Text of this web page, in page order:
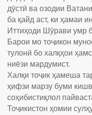
дӯстӣ ва озодии
ба қайд аст, ки ҳамаи
Иттиҳоди Шӯрави умр
Барои мо тоҷикон
тулонӣ бо халқҳои
ниёзи мардумист.
Халқи тоҷик ҳамеша
ҳифзи марзу буми
соҳибистиқлол
Тоҷикистон ҳомии